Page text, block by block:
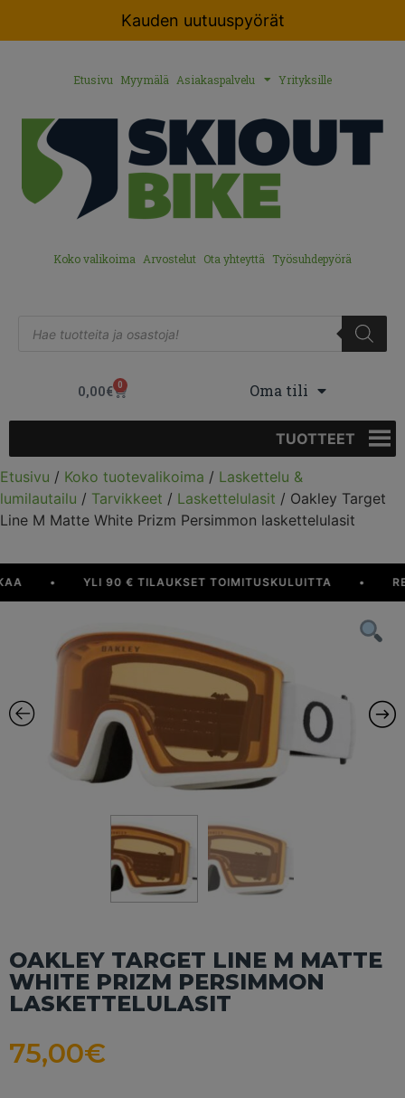
Kauden uutuuspyörät
Etusivu Myymälä Asiakaspalvelu Yrityksille
Koko valikoima Arvostelut Ota yhteyttä Työsuhdepyörä
0,00€ 0 Oma tili
TUOTTEET
Etusivu / Koko tuotevalikoima / Laskettelu &
lumilautailu / Tarvikkeet / Laskettelulasit / Oakley Target
Line M Matte White Prizm Persimmon laskettelulasit
YLI 90 € TILAUKSET TOIMITUSKULUITTA
OAKLEY TARGET LINE M MATTE
WHITE PRIZM PERSIMMON
LASKETTELULASIT
75,00€